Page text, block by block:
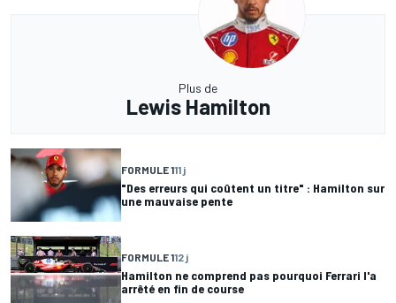
Plus de
Lewis Hamilton
FORMULE 111 j
"Des erreurs qui coûtent un titre" : Hamilton sur
une mauvaise pente
FORMULE 112 j
Hamilton ne comprend pas pourquoi Ferrari l'a
arrêté en fin de course